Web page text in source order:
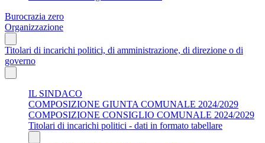
Burocrazia zero
Organizzazione
Titolari di incarichi politici, di amministrazione, di direzione o di
governo
IL SINDACO
COMPOSIZIONE GIUNTA COMUNALE 2024/2029
COMPOSIZIONE CONSIGLIO COMUNALE 2024/2029
Titolari di incarichi politici - dati in formato tabellare